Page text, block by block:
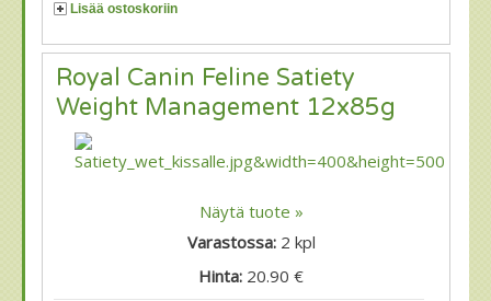
Lisää ostoskoriin
Royal Canin Feline Satiety
Weight Management 12x85g
Näytä tuote »
Varastossa: 2 kpl
Hinta: 20.90 €